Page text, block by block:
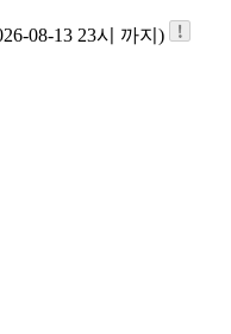
08-13 23시 까지)